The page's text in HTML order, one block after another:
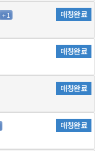
+ 1 매칭완료
매칭완료
매칭완료
매칭완료